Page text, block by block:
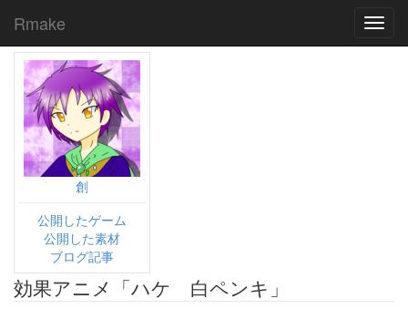
Rmake
創
公開したゲーム
公開した素材
ブログ記事
効果アニメ「ハケ 白ペンキ」